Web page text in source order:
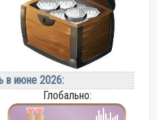
в июне 2026:
Глобально: